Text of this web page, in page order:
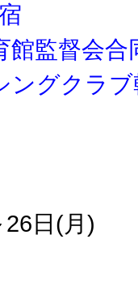
館監督会合
ングクラ
日(月)